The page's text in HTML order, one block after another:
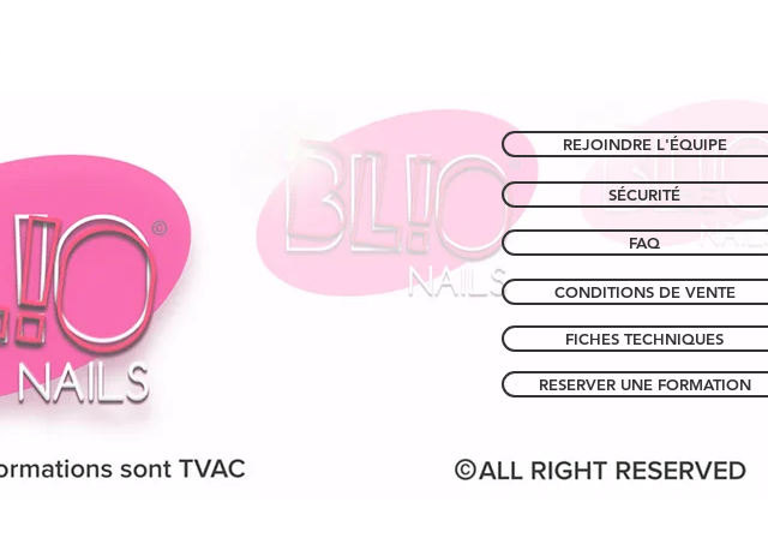
CONDITIONS DE VENTE
SÉCURITÉ
REJOINDRE L'ÉQUIPE
RESERVER UNE FORMATION
FAQ
FICHES TECHNIQUES